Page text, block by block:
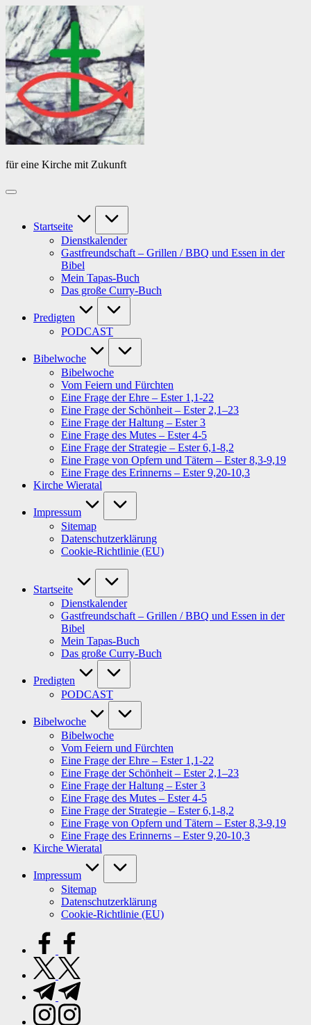
Skip
to
content
von
PfarrerB
für eine Kirche mit Zukunft
Startseite
Dienstkalender
Gastfreundschaft – Grillen / BBQ und Essen in der
Bibel
Mein Tapas-Buch
Das große Curry-Buch
Predigten
PODCAST
Bibelwoche
Bibelwoche
Vom Feiern und Fürchten
Eine Frage der Ehre – Ester 1,1-22
Eine Frage der Schönheit – Ester 2,1–23
Eine Frage der Haltung – Ester 3
Eine Frage des Mutes – Ester 4-5
Eine Frage der Strategie – Ester 6,1-8,2
Eine Frage von Opfern und Tätern – Ester 8,3-9,19
Eine Frage des Erinnerns – Ester 9,20-10,3
Kirche Wieratal
Impressum
Sitemap
Datenschutzerklärung
Cookie-Richtlinie (EU)
Startseite
Dienstkalender
Gastfreundschaft – Grillen / BBQ und Essen in der
Bibel
Mein Tapas-Buch
Das große Curry-Buch
Predigten
PODCAST
Bibelwoche
Bibelwoche
Vom Feiern und Fürchten
Eine Frage der Ehre – Ester 1,1-22
Eine Frage der Schönheit – Ester 2,1–23
Eine Frage der Haltung – Ester 3
Eine Frage des Mutes – Ester 4-5
Eine Frage der Strategie – Ester 6,1-8,2
Eine Frage von Opfern und Tätern – Ester 8,3-9,19
Eine Frage des Erinnerns – Ester 9,20-10,3
Kirche Wieratal
Impressum
Sitemap
Datenschutzerklärung
Cookie-Richtlinie (EU)
facebook.com
twitter.com
t.me
instagram.com